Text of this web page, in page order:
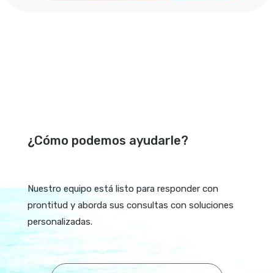
¿Cómo podemos ayudarle?
Nuestro equipo está listo para responder con
prontitud y aborda sus consultas con soluciones
personalizadas.